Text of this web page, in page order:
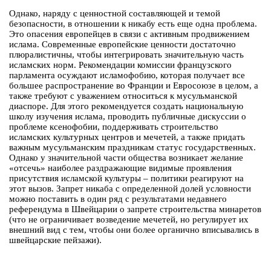
Однако, наряду с ценностной составляющей и темой
безопасности, в отношении к никабу есть еще одна проблема.
Это опасения европейцев в связи с активным продвижением
ислама. Современные европейские ценности достаточно
плюралистичны, чтобы интегрировать значительную часть
исламских норм. Рекомендации комиссии французского
парламента осуждают исламофобию, которая получает все
большее распространение во Франции и Евросоюзе в целом, а
также требуют с уважением относиться к мусульманской
диаспоре. Для этого рекомендуется создать национальную
школу изучения ислама, проводить публичные дискуссии о
проблеме ксенофобии, поддерживать строительство
исламских культурных центров и мечетей, а также придать
важным мусульманским праздникам статус государственных.
Однако у значительной части общества возникает желание
«отсечь» наиболее раздражающие видимые проявления
присутствия исламской культуры – политики реагируют на
этот вызов. Запрет никаба с определенной долей условности
можно поставить в один ряд с результатами недавнего
референдума в Швейцарии о запрете строительства минаретов
(что не ограничивает возведение мечетей, но регулирует их
внешний вид с тем, чтобы они более органично вписывались в
швейцарские пейзажи).